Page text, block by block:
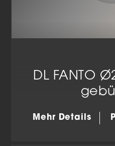
DL FANTO
Mehr Details